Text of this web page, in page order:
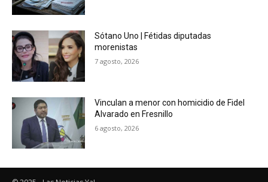
Sótano Uno | Fétidas diputadas
morenistas
7 agosto, 2026
Vinculan a menor con homicidio de Fidel
Alvarado en Fresnillo
6 agosto, 2026